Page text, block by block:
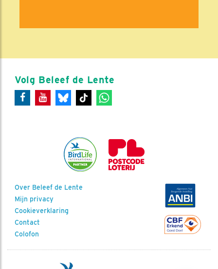
Volg Beleef de Lente
Over Beleef de Lente
Mijn privacy
Cookieverklaring
Contact
Colofon